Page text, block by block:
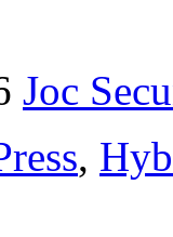
Joc
,